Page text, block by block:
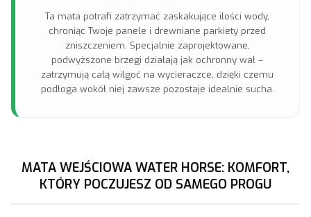
Ta mata potrafi zatrzymać zaskakujące ilości wody,
chroniąc Twoje panele i drewniane parkiety przed
zniszczeniem. Specjalnie zaprojektowane,
podwyższone brzegi działają jak ochronny wał –
zatrzymują całą wilgoć na wycieraczce, dzięki czemu
podłoga wokół niej zawsze pozostaje idealnie sucha.
MATA WEJŚCIOWA WATER HORSE: KOMFORT,
KTÓRY POCZUJESZ OD SAMEGO PROGU